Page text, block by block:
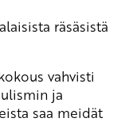
räsäsistä
vahvisti
ja
saa meidät